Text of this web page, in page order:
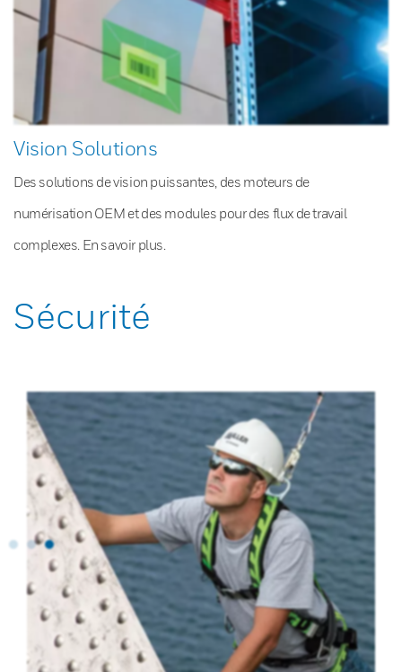
Vision Solutions
Des solutions de vision puissantes, des moteurs de
numérisation OEM et des modules pour des flux de travail
complexes. En savoir plus.
Sécurité